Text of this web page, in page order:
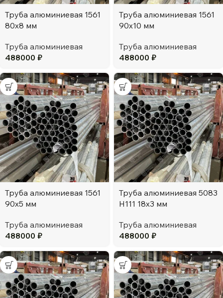
Труба алюминиевая 1561
80х8 мм
Труба алюминиевая
488000 ₽
Труба алюминиевая 1561
90х10 мм
Труба алюминиевая
488000 ₽
Труба алюминиевая 1561
90х5 мм
Труба алюминиевая
488000 ₽
Труба алюминиевая 5083
H111 18х3 мм
Труба алюминиевая
488000 ₽